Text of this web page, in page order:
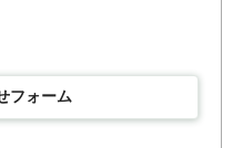
フォーム